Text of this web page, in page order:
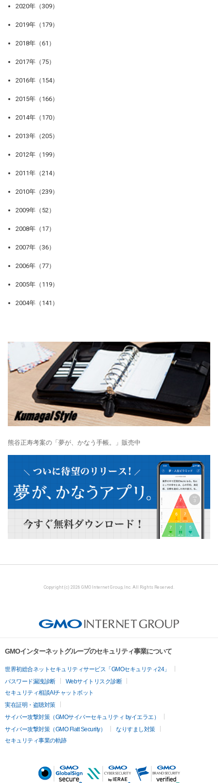
2020年（309）
2019年（179）
2018年（61）
2017年（75）
2016年（154）
2015年（166）
2014年（170）
2013年（205）
2012年（199）
2011年（214）
2010年（239）
2009年（52）
2008年（17）
2007年（36）
2006年（77）
2005年（119）
2004年（141）
熊谷正寿考案の「夢が、かなう手帳。」販売中
Copyright (c) 2026 GMO Internet Group, Inc. All Rights Reserved.
GMOインターネットグループのセキュリティ事業について
世界初総合ネットセキュリティサービス「GMOセキュリティ24」
パスワード漏洩診断
Webサイトリスク診断
セキュリティ相談AIチャットボット
実在証明・盗聴対策
サイバー攻撃対策（GMOサイバーセキュリティ byイエラエ）
サイバー攻撃対策（GMO Flatt Security）
なりすまし対策
セキュリティ事業の軌跡